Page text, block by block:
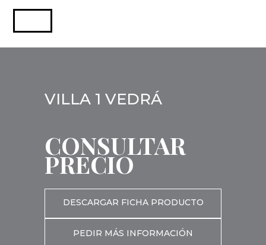
VILLA 1 VEDRÁ
CONSULTAR
PRECIO
DESCARGAR FICHA PRODUCTO
PEDIR MÁS INFORMACIÓN